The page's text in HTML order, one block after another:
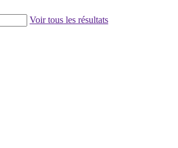
Voir tous les résultats